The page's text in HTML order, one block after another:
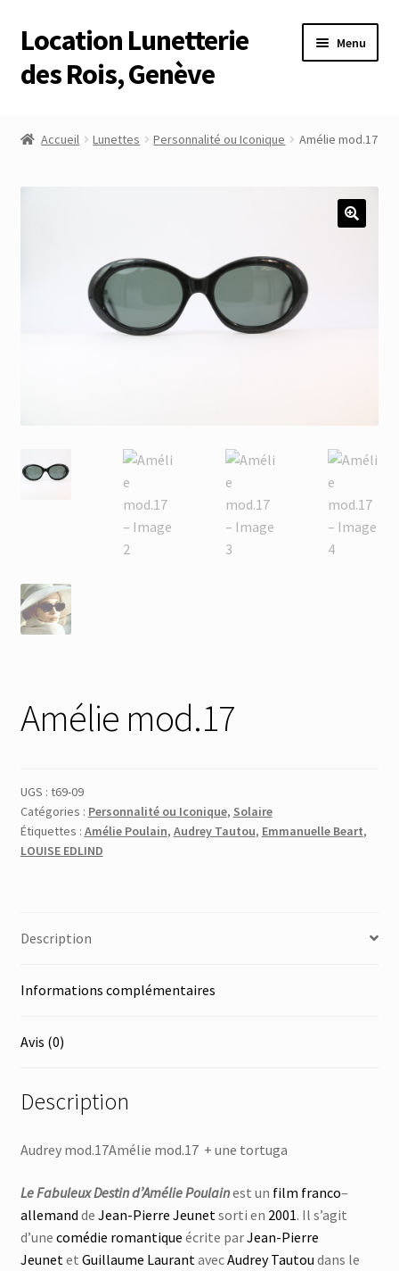
Aller
à
la
Aller
au
contenu
Location Lunetterie
des Rois, Genève
Menu
Réinitialisation du mot de passe
S’inscrire
Accueil Lunettes Personnalité ou Iconique Amélie mod.17
Amélie mod.17
UGS : t69-09
Catégories : Personnalité ou Iconique, Solaire
Étiquettes : Amélie Poulain, Audrey Tautou, Emmanuelle Beart,
LOUISE EDLIND
Description
Informations complémentaires
Avis (0)
Description
Audrey mod.17Amélie mod.17 + une tortuga
Le Fabuleux Destin d’Amélie Poulainest un film franco–
allemand de Jean-Pierre Jeunet sorti en 2001. Il s’agit
d’une comédie romantique écrite parJean-Pierre
Jeunet et Guillaume Laurant avecAudrey Tautou dans le